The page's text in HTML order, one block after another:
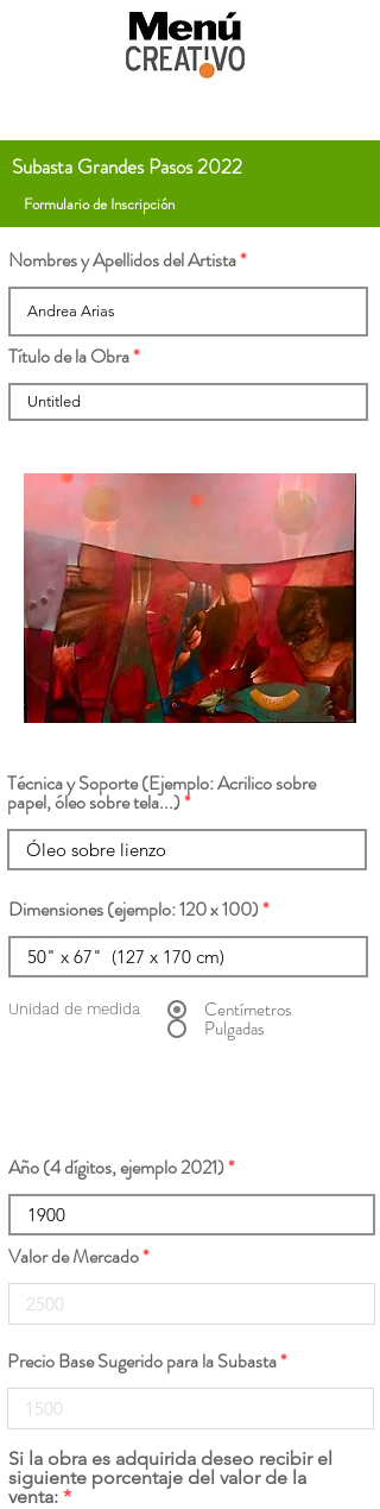
Subasta Grandes Pasos 2022
Formulario de Inscripción
Nombres y Apellidos del Artista
Título de la Obra
Técnica y Soporte (Ejemplo: Acrilico sobre
papel, óleo sobre tela...)
Dimensiones (ejemplo: 120 x 100)
Unidad de medida Centímetros
Pulgadas
Año (4 dígitos, ejemplo 2021)
Valor de Mercado
Precio Base Sugerido para la Subasta
Si la obra es adquirida deseo recibir el
siguiente porcentaje del valor de la
venta: